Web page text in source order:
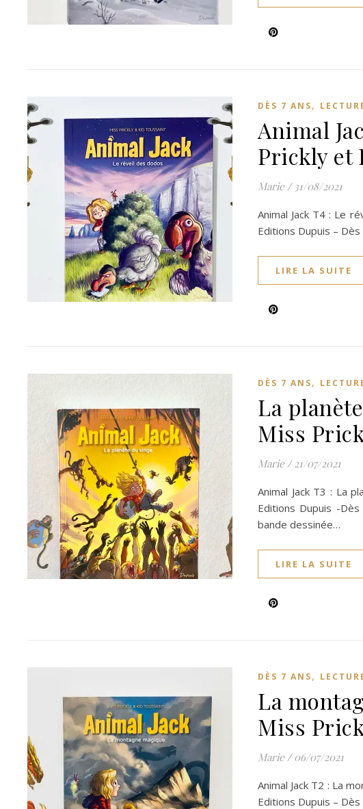
DÈS 7 ANS,
Animal
Prickly et
Marie / 31/08/2021
Animal Jack T4 : Le
Editions Dupuis –
LIRE LA SUITE
DÈS 7 ANS,
La
Miss
Marie / 21/07/2021
Animal Jack T3 : La
Editions Dupuis -
bande dessinée…
LIRE LA SUITE
DÈS 7 ANS,
La
Miss
Marie / 06/07/2021
Animal Jack T2 : La
Editions Dupuis –